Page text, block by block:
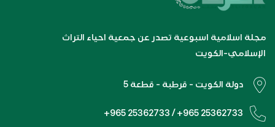
مجلة اسلامية اسبوعية تصدر عن جمعية احياء التراث
الإسلامي-الكويت
دولة الكويت - قرطبة - قطعة 5
+965 25362733 / +965 25362733